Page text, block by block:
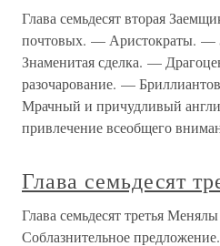
Глава семьдесят вторая
почтовых. — Аристократы. —
Знаменитая сделка. —
разочарование. —
Мрачный и причудливый
привлечение всеобщего
Глава семьдесят
Глава семьдесят третья
Соблазнительное